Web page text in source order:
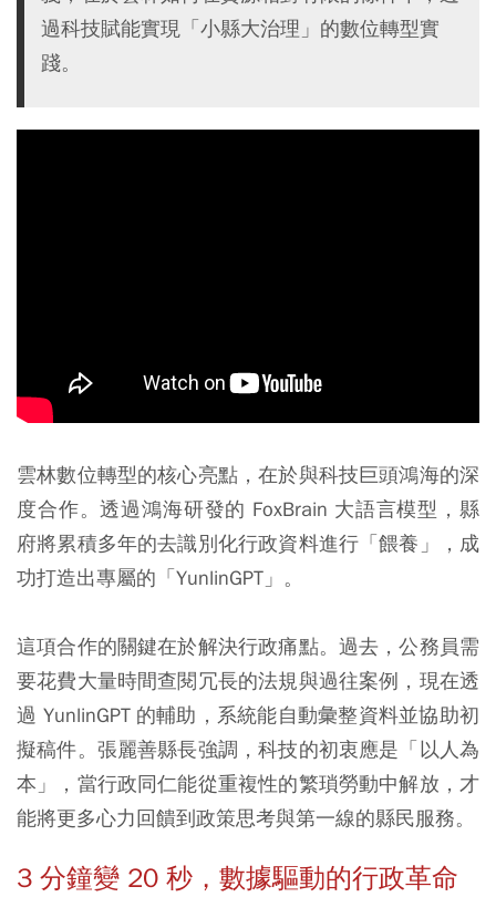
過科技賦能實現「小縣大治理」的數位轉型實
踐。
雲林數位轉型的核心亮點，在於與科技巨頭鴻海的深
度合作。透過鴻海研發的 FoxBrain 大語言模型，縣
府將累積多年的去識別化行政資料進行「餵養」，成
功打造出專屬的「YunlinGPT」。
這項合作的關鍵在於解決行政痛點。過去，公務員需
要花費大量時間查閱冗長的法規與過往案例，現在透
過 YunlinGPT 的輔助，系統能自動彙整資料並協助初
擬稿件。張麗善縣長強調，科技的初衷應是「以人為
本」，當行政同仁能從重複性的繁瑣勞動中解放，才
能將更多心力回饋到政策思考與第一線的縣民服務。
3 分鐘變 20 秒，數據驅動的行政革命